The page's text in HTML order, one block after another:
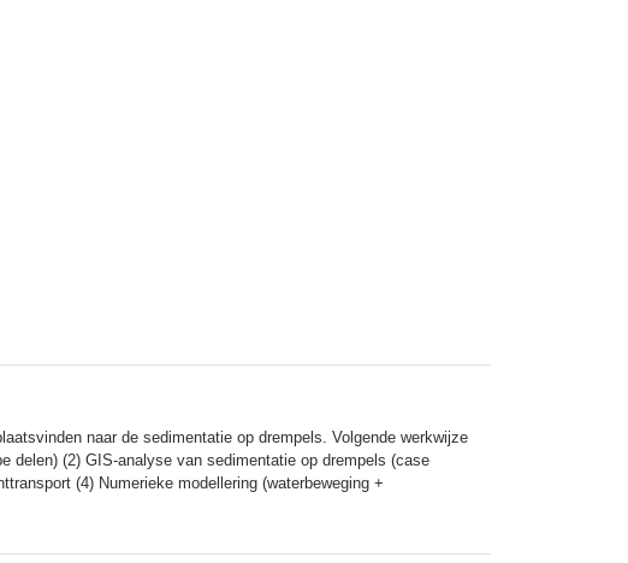
naar de sedimentatie op drempels. Volgende werkwijze
delen) (2) GIS-analyse van sedimentatie op drempels (case
(4) Numerieke modellering (waterbeweging +